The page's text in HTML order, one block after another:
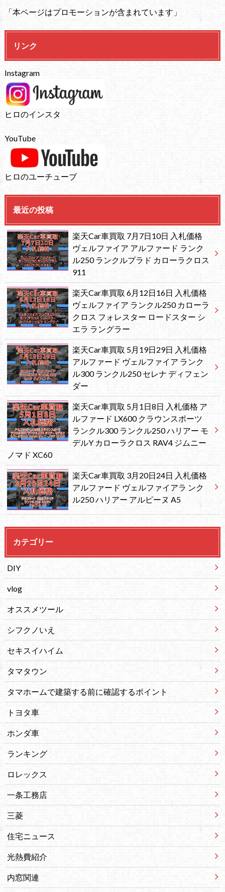
「本ページはプロモーションが含まれています」
リンク
Instagram
ヒロのインスタ
YouTube
ヒロのユーチューブ
最近の投稿
楽天Car車買取 7月7日10日 入札価格
ヴェルファイア アルファード ランク
ル250 ランクルプラド カローラクロス
911
楽天Car車買取 6月12日16日 入札価格
ヴェルファイア ランクル250 カローラ
クロス フォレスター ロードスター シ
エラ ラングラー
楽天Car車買取 5月19日29日 入札価格
アルファード ヴェルファイア ランク
ル300 ランクル250 セレナ ディフェン
ダー
楽天Car車買取 5月1日8日 入札価格 ア
ルファード LX600 クラウンスポーツ
ランクル300 ランクル250 ハリアー モ
デルY カローラクロス RAV4 ジムニー
ノマド XC60
楽天Car車買取 3月20日24日 入札価格
アルファード ヴェルファイアラ ンク
ル250 ハリアー アルピーヌ A5
カテゴリー
DIY
vlog
オススメツール
シフクノいえ
セキスイハイム
タマタウン
タマホームで建築する前に確認するポイント
トヨタ車
ホンダ車
ランキング
ロレックス
一条工務店
三菱
住宅ニュース
光熱費紹介
内窓関連